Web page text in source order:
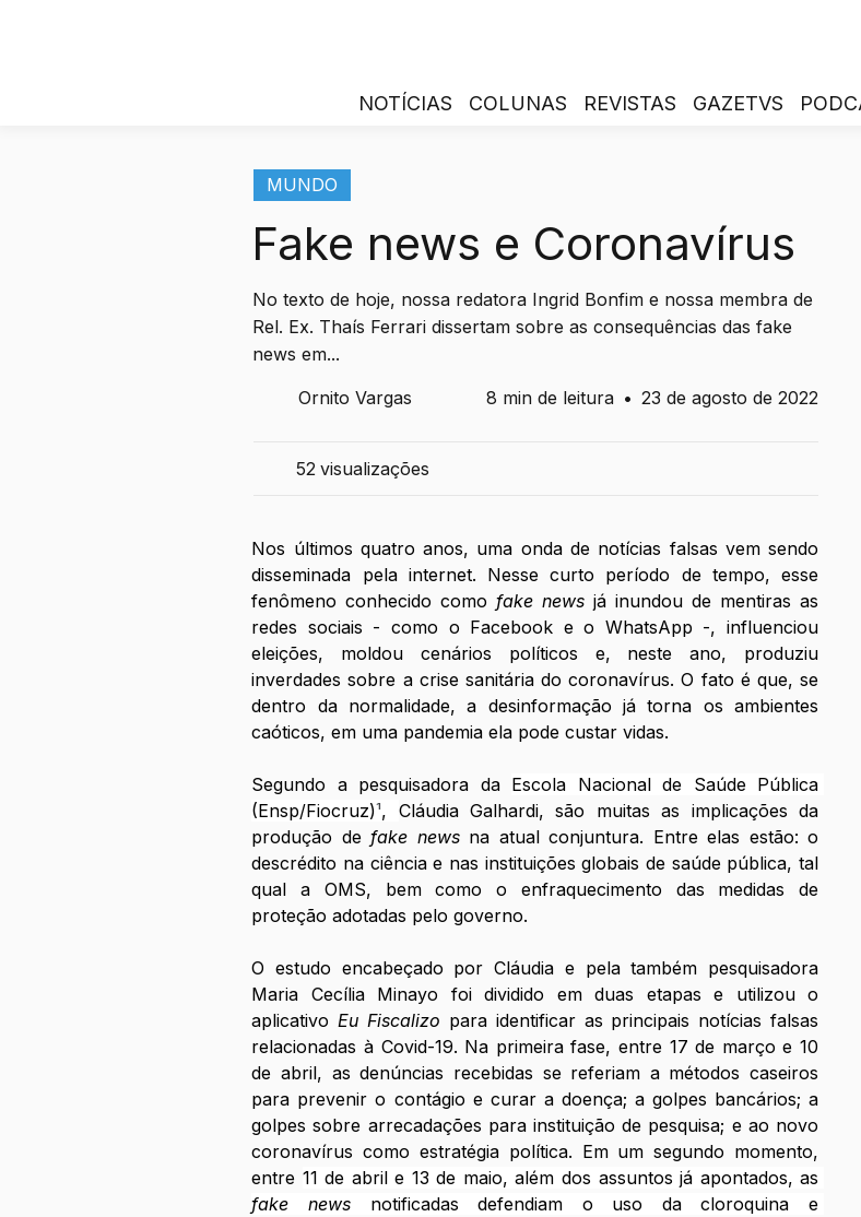
NOTÍCIAS COLUNAS REVISTAS GAZETVS
MUNDO
Fake news e Coronavírus
No texto de hoje, nossa redatora Ingrid Bonfim e nossa membra de
Rel. Ex. Thaís Ferrari dissertam sobre as consequências das fake
news em...
Ornito Vargas
8 min de leitura • 23 de agosto de 2022
52 visualizações
Nos últimos quatro anos, uma onda de notícias falsas vem sendo
disseminada pela internet. Nesse curto período de tempo, esse
fenômeno conhecido como fake news já inundou de mentiras as
redes sociais - como o Facebook e o WhatsApp -, influenciou
eleições, moldou cenários políticos e, neste ano, produziu
inverdades sobre a crise sanitária do coronavírus. O fato é que, se
dentro da normalidade, a desinformação já torna os ambientes
caóticos, em uma pandemia ela pode custar vidas.
Segundo a pesquisadora da Escola Nacional de Saúde Pública
(Ensp/Fiocruz)¹, Cláudia Galhardi, são muitas as implicações da
produção de fake news na atual conjuntura. Entre elas estão: o
descrédito na ciência e nas instituições globais de saúde pública, tal
qual a OMS, bem como o enfraquecimento das medidas de
proteção adotadas pelo governo.
O estudo encabeçado por Cláudia e pela também pesquisadora
Maria Cecília Minayo foi dividido em duas etapas e utilizou o
aplicativo Eu Fiscalizo para identificar as principais notícias falsas
relacionadas à Covid-19. Na primeira fase, entre 17 de março e 10
de abril, as denúncias recebidas se referiam a métodos caseiros
para prevenir o contágio e curar a doença; a golpes bancários; a
golpes sobre arrecadações para instituição de pesquisa; e ao novo
coronavírus como estratégia política. Em um segundo momento,
entre
fake news notificadas defendiam o uso da cloroquina e